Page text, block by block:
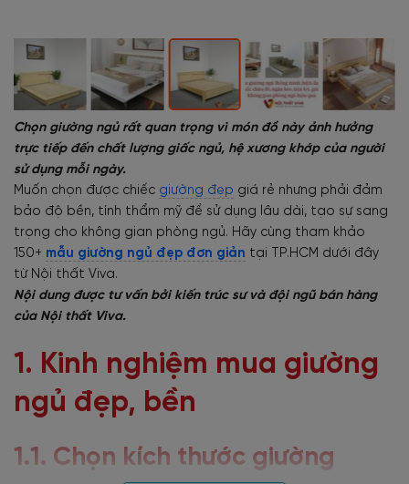
Chọn giường ngủ rất quan trọng vì món đồ này ảnh hưởng
trực tiếp đến chất lượng giấc ngủ, hệ xương khớp của người
sử dụng mỗi ngày.
Muốn chọn được chiếc giường đẹp giá rẻ nhưng phải đảm
bảo độ bền, tính thẩm mỹ để sử dụng lâu dài, tạo sự sang
trọng cho không gian phòng ngủ. Hãy cùng tham khảo
150+ mẫu giường ngủ đẹp đơn giản tại TP.HCM dưới đây
từ Nội thất Viva.
Nội dung được tư vấn bởi kiến trúc sư và đội ngũ bán hàng
của Nội thất Viva.
1. Kinh nghiệm mua giường
ngủ đẹp, bền
1.1. Chọn kích thước giường